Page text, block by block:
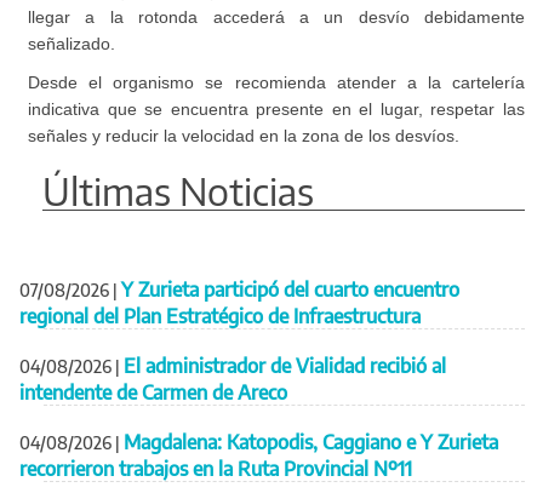
llegar a la rotonda accederá a un desvío debidamente
señalizado.
Desde el organismo se recomienda atender a la cartelería
indicativa que se encuentra presente en el lugar, respetar las
señales y reducir la velocidad en la zona de los desvíos.
Últimas Noticias
07/08/2026 | Y Zurieta participó del cuarto encuentro
regional del Plan Estratégico de Infraestructura
04/08/2026 | El administrador de Vialidad recibió al
intendente de Carmen de Areco
04/08/2026 | Magdalena: Katopodis, Caggiano e Y Zurieta
recorrieron trabajos en la Ruta Provincial Nº11